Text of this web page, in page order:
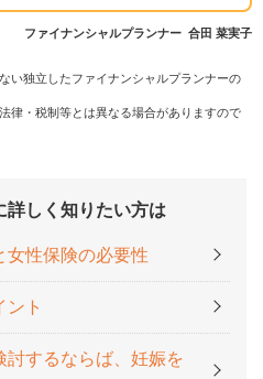
ファイナンシャルプランナー 合田 菜実子
い独立したファイナンシャルプランナーの
律・税制等とは異なる場合がありますので
詳しく知りたい方は
女性保険の必要性
ント
討するならば、妊娠を